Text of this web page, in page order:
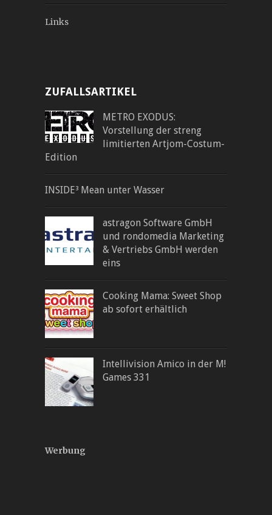
Links
ZUFALLSARTIKEL
METRO EXODUS:
Vorstellung der streng
limitierten Artjom-Costum-
Edition
INSIDE³ Mean unter Wasser
astragon Software GmbH
und rondomedia Marketing
& Vertriebs GmbH werden
eins
Cooking Mama: Sweet Shop
ab sofort erhältlich
Intellivision Amico in der M!
Games 331
Werbung